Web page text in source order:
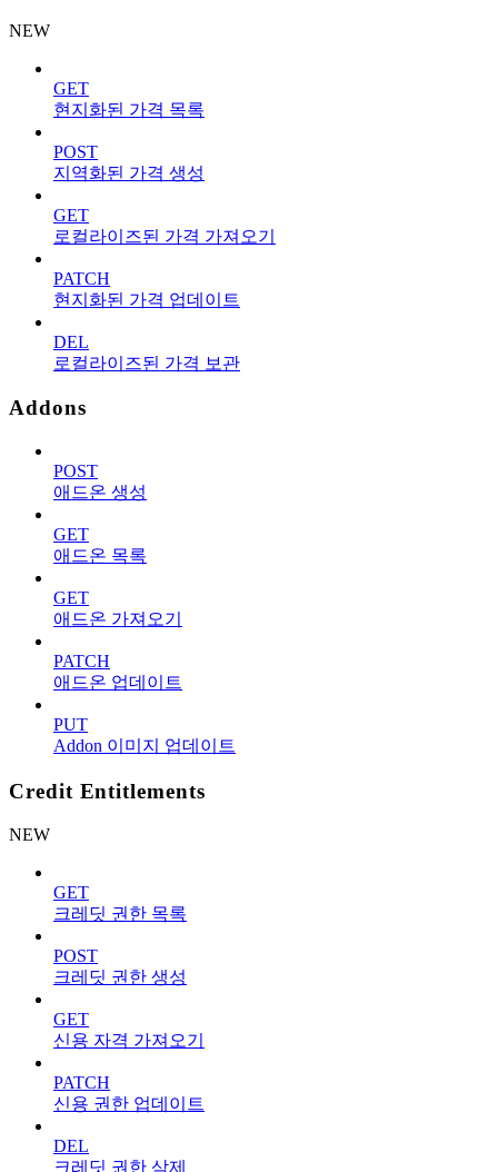
NEW
GET
현지화된 가격 목록
POST
지역화된 가격 생성
GET
로컬라이즈된 가격 가져오기
PATCH
현지화된 가격 업데이트
DEL
로컬라이즈된 가격 보관
Addons
POST
애드온 생성
GET
애드온 목록
GET
애드온 가져오기
PATCH
애드온 업데이트
PUT
Addon 이미지 업데이트
Credit Entitlements
NEW
GET
크레딧 권한 목록
POST
크레딧 권한 생성
GET
신용 자격 가져오기
PATCH
신용 권한 업데이트
DEL
크레딧 권한 삭제